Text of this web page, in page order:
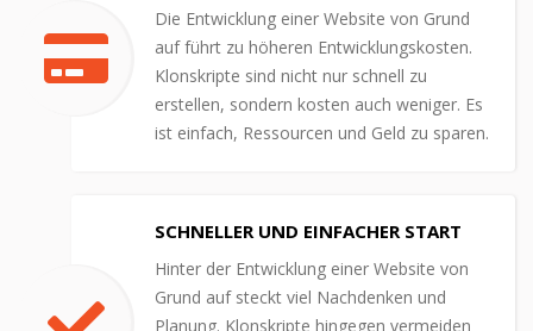
Die Entwicklung einer Website von Grund
auf führt zu höheren Entwicklungskosten.
Klonskripte sind nicht nur schnell zu
erstellen, sondern kosten auch weniger. Es
ist einfach, Ressourcen und Geld zu sparen.
SCHNELLER UND EINFACHER START
Hinter der Entwicklung einer Website von
Grund auf steckt viel Nachdenken und
Planung. Klonskripte hingegen vermeiden